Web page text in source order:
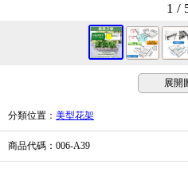
1 /
展開
分類位置 ： 美型花架
商品代碼 ：006-A39